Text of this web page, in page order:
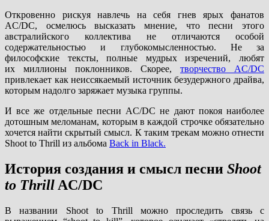
Откровенно рискуя навлечь на себя гнев ярых фанатов
AC/DC, осмелюсь высказать мнение, что песни этого
австралийского коллектива не отличаются особой
содержательностью и глубокомысленностью. Не за
философские тексты, полные мудрых изречений, любят
их миллионы поклонников. Скорее, творчество AC/DC
привлекает как неиссякаемый источник безудержного драйва,
которым надолго заряжает музыка группы.
И все же отдельные песни AC/DC не дают покоя наиболее
дотошным меломанам, которым в каждой строчке обязательно
хочется найти скрытый смысл. К таким трекам можно отнести
Shoot to Thrill из альбома Back in Black.
История создания и смысл песни Shoot
to Thrill AC/DC
В названии Shoot to Thrill можно проследить связь с